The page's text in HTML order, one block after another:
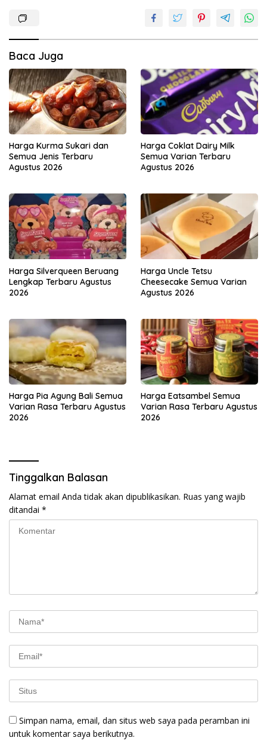
Baca Juga
Harga Kurma Sukari dan
Semua Jenis Terbaru
Agustus 2026
Harga Coklat Dairy Milk
Semua Varian Terbaru
Agustus 2026
Harga Silverqueen Beruang
Lengkap Terbaru Agustus
2026
Harga Uncle Tetsu
Cheesecake Semua Varian
Agustus 2026
Harga Pia Agung Bali Semua
Varian Rasa Terbaru Agustus
2026
Harga Eatsambel Semua
Varian Rasa Terbaru Agustus
2026
Tinggalkan Balasan
Alamat email Anda tidak akan dipublikasikan. Ruas yang wajib
ditandai *
Simpan nama, email, dan situs web saya pada peramban ini
untuk komentar saya berikutnya.